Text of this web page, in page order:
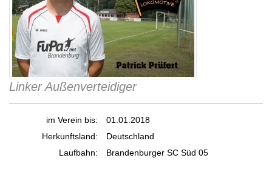
Linker Außenverteidiger
im Verein bis:
01.01.2018
Herkunftsland:
Deutschland
Laufbahn:
Brandenburger SC Süd 05